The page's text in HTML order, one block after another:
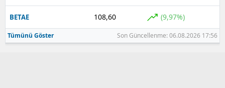
BETAE 108,60 (9,97%)
Tümünü Göster Son Güncellenme: 06.08.2026 17:56